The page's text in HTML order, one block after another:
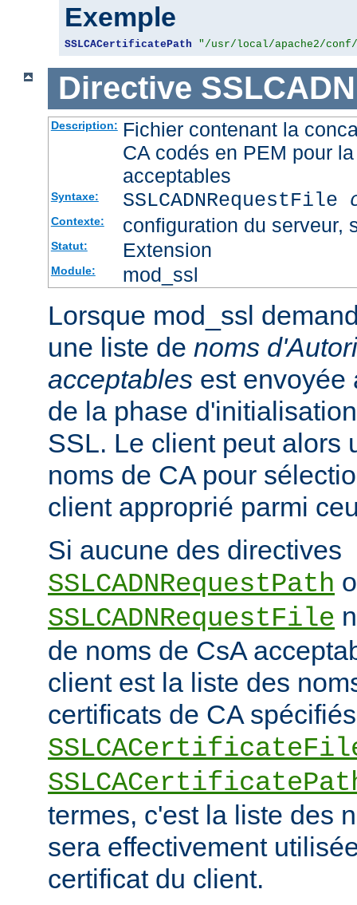
Exemple
SSLCACertificatePath "/usr/local/apache2/
Directive
Description: Fichier contenant la
CA codés en PEM pour
acceptables
Syntaxe: SSLCADNRequestFile
Contexte: configuration du serveur,
Statut: Extension
Module: mod_ssl
Lorsque mod_ssl
une liste de noms
acceptables est envoyée
de la phase
SSL. Le client peut alors
noms de CA pour
client approprié parmi
Si aucune des directives
SSLCADNRequestPath
SSLCADNRequestFile
de noms de CsA
client est la liste des
certificats de CA
termes, c'est la liste des
sera effectivement
certificat du client.